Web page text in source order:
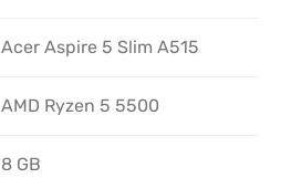
Acer Aspire 5 Slim A515
AMD Ryzen 5 5500
8 GB